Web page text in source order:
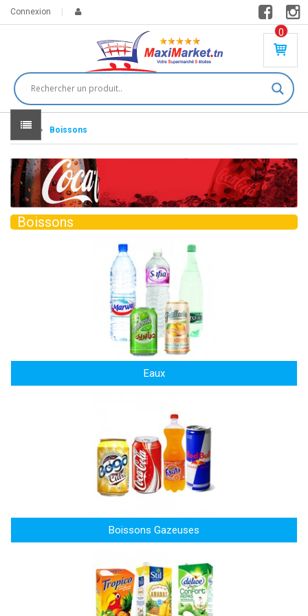
Connexion
0
PR
DU
IT(
S)
0
DT
Home Boissons
Boissons
Eaux
Boissons Gazeuses